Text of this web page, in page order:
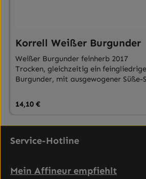
Korrell Weißer Burgunder
Weißer Burgunder feinherb 2017
Trocken, gleichzeitig ein
Burgunder, mit ausgewogener Süße-
Regulärer Preis:
14,10 €
Service-Hotline
Mein Affineur empfiehlt